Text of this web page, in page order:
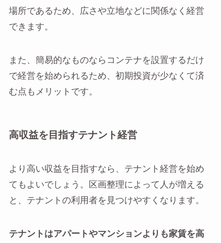
場所であるため、広さや立地などに関係なく経営
できます。
また、簡易的なものならコンテナを設置するだけ
で経営を始められるため、初期投資が少なくて済
む点もメリットです。
高収益を目指すテナント経営
より高い収益を目指すなら、テナント経営を始め
てもよいでしょう。区画整理によって人が増える
と、テナントの利用者を見つけやすくなります。
テナントはアパートやマンションよりも家賃を高